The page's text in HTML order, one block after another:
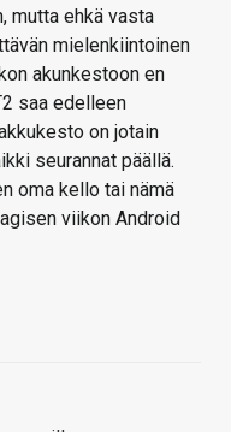
mutta ehkä vasta
mielenkiintoinen
akunkestoon en
saa edelleen
on jotain
seurannat päällä.
oma kello tai nämä
viikon Android